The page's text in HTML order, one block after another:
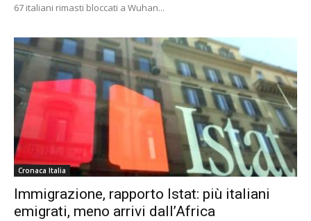
67 italiani rimasti bloccati a Wuhan...
Cronaca Italia
Immigrazione, rapporto Istat: più italiani
emigrati, meno arrivi dall’Africa